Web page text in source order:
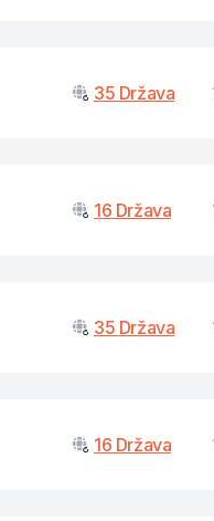
35 Država
16 Država
35 Država
16 Država